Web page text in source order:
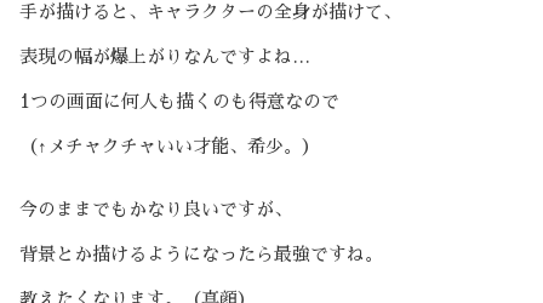
手が描けると、キャラクターの全身が描けて、
表現の幅が爆上がりなんですよね…
1つの画面に何人も描くのも得意なので
（↑メチャクチャいい才能、希少。）
今のままでもかなり良いですが、
背景とか描けるようになったら最強ですね。
教えたくなります。（真顔）